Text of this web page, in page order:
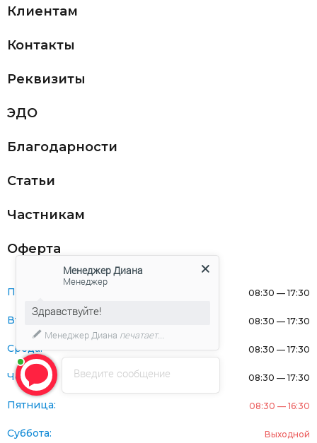
Клиентам
Контакты
Реквизиты
ЭДО
Благодарности
Статьи
Частникам
Оферта
Понедельник: 08:30 — 17:30
Вторник: 08:30 — 17:30
Среда: 08:30 — 17:30
Четверг: 08:30 — 17:30
Пятница: 08:30 — 16:30
Суббота: Выходной
Введите сообщение
Менеджер Диана
Менеджер
Здравствуйте!
Менеджер Диана печатает...